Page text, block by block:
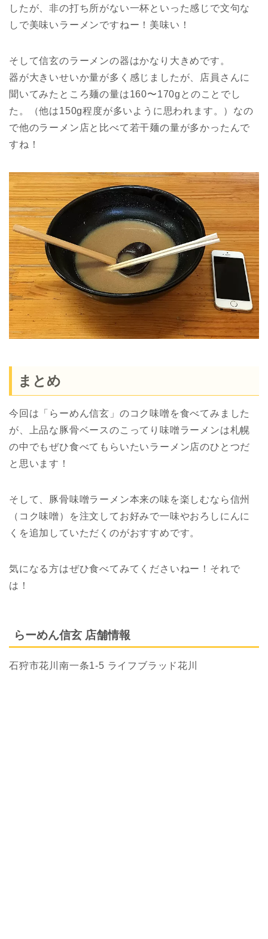
したが、非の打ち所がない一杯といった感じで文句な
しで美味いラーメンですねー！美味い！
そして信玄のラーメンの器はかなり大きめです。
器が大きいせいか量が多く感じましたが、店員さんに
聞いてみたところ麺の量は160〜170gとのことでし
た。（他は150g程度が多いように思われます。）なの
で他のラーメン店と比べて若干麺の量が多かったんで
すね！
まとめ
今回は「らーめん信玄」のコク味噌を食べてみました
が、上品な豚骨ベースのこってり味噌ラーメンは札幌
の中でもぜひ食べてもらいたいラーメン店のひとつだ
と思います！
そして、豚骨味噌ラーメン本来の味を楽しむなら信州
（コク味噌）を注文してお好みで一味やおろしにんに
くを追加していただくのがおすすめです。
気になる方はぜひ食べてみてくださいねー！それで
は！
らーめん信玄 店舗情報
石狩市花川南一条1-5 ライフブラッド花川